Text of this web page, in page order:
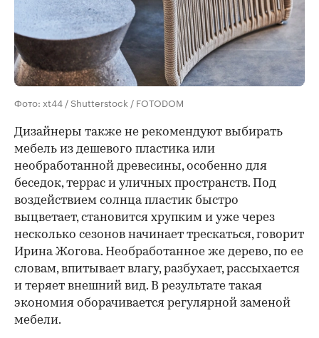
Фото: xt44 / Shutterstock / FOTODOM
Дизайнеры также не рекомендуют выбирать
мебель из дешевого пластика или
необработанной древесины, особенно для
беседок, террас и уличных пространств. Под
воздействием солнца пластик быстро
выцветает, становится хрупким и уже через
несколько сезонов начинает трескаться, говорит
Ирина Жогова. Необработанное же дерево, по ее
словам, впитывает влагу, разбухает, рассыхается
и теряет внешний вид. В результате такая
экономия оборачивается регулярной заменой
мебели.